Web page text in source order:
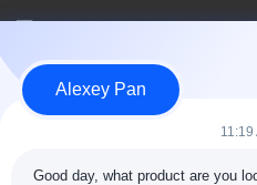
घर
उत्पादों
संपर्क करें
श्रेणियाँ
Alexey Pan
11:19
Good day, what product are you